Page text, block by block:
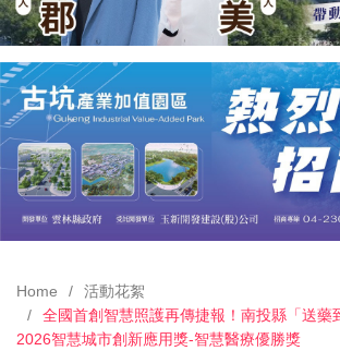
Home
活動花絮
全國首創智慧照護再傳捷報！南投縣「送藥
2026智慧城市創新應用獎-智慧醫療優勝獎